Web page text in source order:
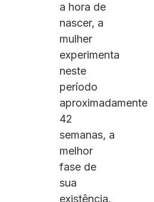
a hora de
nascer, a
mulher
experimenta
neste
período
aproximadamente
42
semanas, a
melhor
fase de
sua
existência.